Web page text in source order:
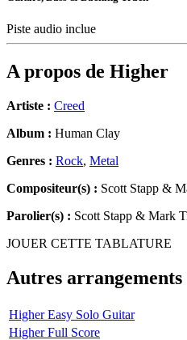
Piste audio inclue
A propos de Higher
Artiste : Creed
Album : Human Clay
Genres : Rock, Metal
Compositeur(s) : Scott Stapp &
Parolier(s) : Scott Stapp & Mark
JOUER CETTE TABLATURE
Autres arrangements
Higher Easy Solo Guitar
Higher Full Score